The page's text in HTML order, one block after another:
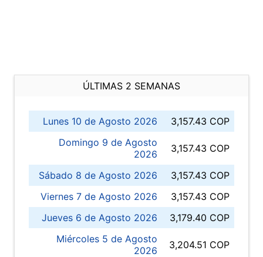
ÚLTIMAS 2 SEMANAS
Lunes 10 de Agosto 2026
3,157.43 COP
Domingo 9 de Agosto
2026
3,157.43 COP
Sábado 8 de Agosto 2026
3,157.43 COP
Viernes 7 de Agosto 2026
3,157.43 COP
Jueves 6 de Agosto 2026
3,179.40 COP
Miércoles 5 de Agosto
2026
3,204.51 COP